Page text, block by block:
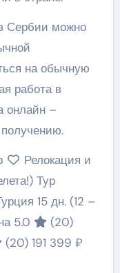
Сербии можно
на обычную
работа в
онлайн –
Релокация и
Тур
15 дн. (12 –
5.0
(20)
(20) 191 399 ₽